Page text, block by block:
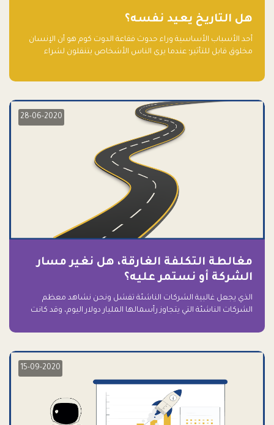
هل التاريخ يعيد نفسه؟
أحد الأسباب الأساسية وراء حدوث فقاعة الدوت كوم هو أن الإنسان
مخلوق قابل للتأثير؛ عندما يرى الناس الأشخاص يتنقلون لشراء
28-06-2020
مغالطة التكلفة الغارقة، هل نغير مسار
الشركة أو نستمر عليه؟
الذي يجعل غالبية الشركات الناشئة تفشل ونحن نشاهد معظم
الشركات الناشئة التي يتجاوز رأسمالها المليار دولار اليوم، وقد كانت
15-09-2020